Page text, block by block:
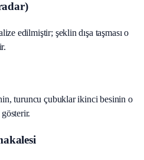
edilmiştir; şeklin dışa taşması o
turuncu çubuklar ikinci besinin o